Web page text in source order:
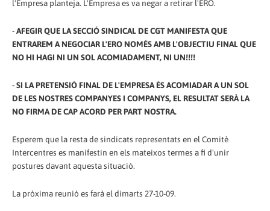
l'Empresa planteja. L'Empresa es va negar a retirar l'ERO.
-AFEGIR QUE LA SECCIÓ SINDICAL DE CGT MANIFESTA QUE
ENTRAREM A NEGOCIAR L'ERO NOMÉS AMB L'OBJECTIU FINAL QUE
NO HI HAGI NI UN SOL ACOMIADAMENT, NI UN!!!!
- SI LA PRETENSIÓ FINAL DE L'EMPRESA ÉS ACOMIADAR A UN SOL
DE LES NOSTRES COMPANYES I COMPANYS, EL RESULTAT SERÀ LA
NO FIRMA DE CAP ACORD PER PART NOSTRA.
Esperem que la resta de sindicats representats en el Comitè
Intercentres es manifestin en els mateixos termes a fi d'unir
postures davant aquesta situació.
La pròxima reunió es farà el dimarts 27-10-09.